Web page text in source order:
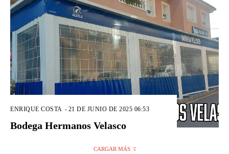
ENRIQUE COSTA - 21 DE JUNIO DE 2025 06:53
Bodega Hermanos Velasco
CARGAR MÁS